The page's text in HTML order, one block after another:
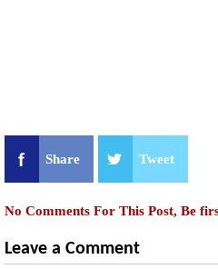
Share Tweet
No Comments For This Post, Be
Leave a Comment